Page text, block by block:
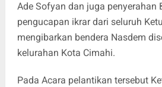
Ade Sofyan dan juga penyerahan
pengucapan ikrar dari seluruh
mengibarkan bendera Nasdem
kelurahan Kota Cimahi.
Pada Acara pelantikan tersebut